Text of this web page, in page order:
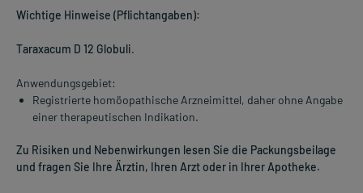
Wichtige Hinweise (Pflichtangaben):
Taraxacum D 12 Globuli.
Anwendungsgebiet:
Registrierte homöopathische Arzneimittel, daher ohne Angabe
einer therapeutischen Indikation.
Zu Risiken und Nebenwirkungen lesen Sie die Packungsbeilage
und fragen Sie Ihre Ärztin, Ihren Arzt oder in Ihrer Apotheke.